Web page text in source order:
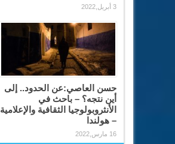
3 أبريل,2022
حسن العاصي:عن الحدود.. إلى
أين نتجه؟ – باحث في
الأنثروبولوجيا الثقافية والإعلامية
– هولندا
16 مارس,2022